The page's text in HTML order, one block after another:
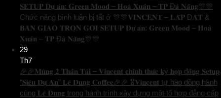
𝐒𝐄𝐓𝐔𝐏 𝐃𝐮̛̣ 𝐚́𝐧: 𝐆𝐫𝐞𝐞𝐧 𝐌𝐨𝐨𝐝 – 𝐇𝐨𝐚̀ 𝐗𝐮𝐚̂𝐧 – 𝐓𝐏 Đ𝐚̀ 𝐍𝐚̆̃𝐧𝐠🎊🎊
Chức năng bình luận bị tắt ở 🎊🎊𝐕𝐈𝐍𝐂𝐄𝐍𝐓 – 𝐋𝐀̆́𝐏 Đ𝐀̣̆𝐓 &
𝐁𝐀̀𝐍 𝐆𝐈𝐀𝐎 𝐓𝐑𝐎̣𝐍 𝐆𝐎́𝐈 𝐒𝐄𝐓𝐔𝐏 𝐃𝐮̛̣ 𝐚́𝐧: 𝐆𝐫𝐞𝐞𝐧 𝐌𝐨𝐨𝐝 – 𝐇𝐨𝐚̀
𝐗𝐮𝐚̂𝐧 – 𝐓𝐏 Đ𝐚̀ 𝐍𝐚̆̃𝐧𝐠🎊🎊
29
Th7
🎉🎉𝐌𝐮̀𝐧𝐠 𝟐 𝐓𝐡𝐚̂̀𝐧 𝐓𝐚̀𝐢 – 𝐕𝐢𝐧𝐜𝐞𝐧𝐭 𝐜𝐡𝐢́𝐧𝐡 𝐭𝐡𝐮̛́𝐜 𝐤ý 𝐡𝐨̛̣𝐩 đ𝐨̂̀𝐧𝐠 𝐒𝐞𝐭𝐮𝐩
“𝐒𝐢𝐞̂𝐮 𝐃𝐮̛̣ 𝐀́𝐧” 𝐋𝐞̂ 𝐃𝐮𝐧𝐠 𝐂𝐨𝐟𝐟𝐞𝐞🎉🎉 🎖️𝐕𝐢𝐧𝐜𝐞𝐧𝐭 tự hào đồng hành
cùng 𝐋𝐞̂ 𝐃𝐮𝐧𝐠 trong hành trình xây dựng một tổ hợp đẳng cấp